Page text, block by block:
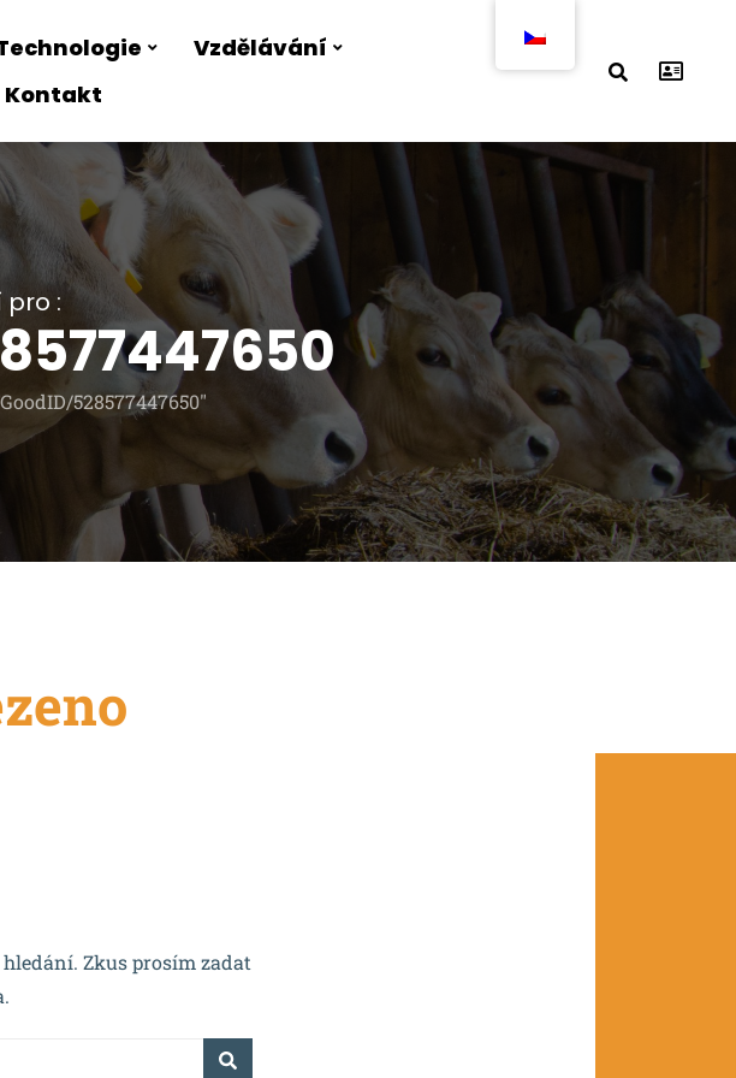
Vzdělávání
Kontakt
:
528577447650"
Zkus prosím zadat